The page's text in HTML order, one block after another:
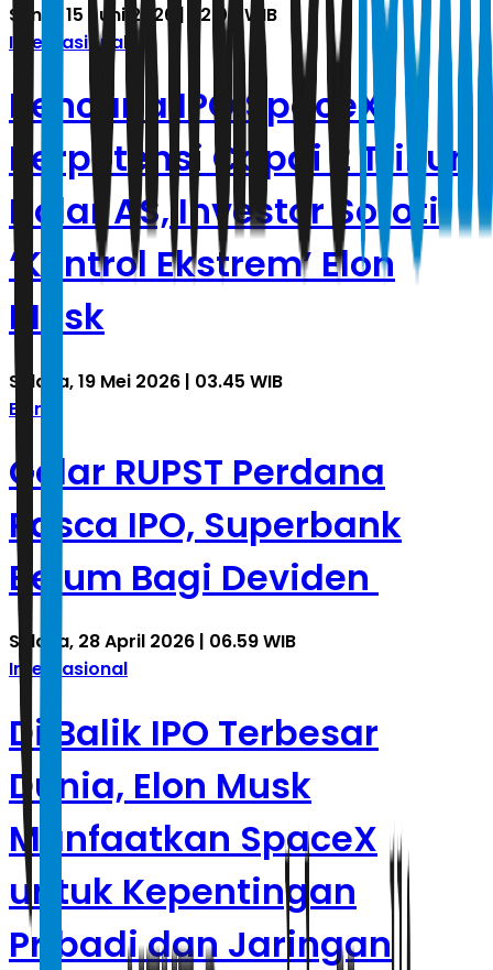
Senin, 15 Juni 2026 | 22.04 WIB
Internasional
Rencana IPO SpaceX
Berpotensi Capai 2 Triliun
Dolar AS, Investor Soroti
‘Kontrol Ekstrem’ Elon
Musk
Selasa, 19 Mei 2026 | 03.45 WIB
Bisnis
Gelar RUPST Perdana
Pasca IPO, Superbank
Belum Bagi Deviden
Selasa, 28 April 2026 | 06.59 WIB
Internasional
Di Balik IPO Terbesar
Dunia, Elon Musk
Manfaatkan SpaceX
untuk Kepentingan
Pribadi dan Jaringan